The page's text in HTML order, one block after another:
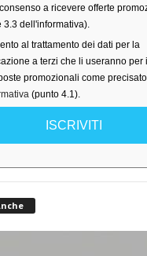
a ricevere offerte
3.3 dell'informativa).
al trattamento dei dati per la
a terzi che li useranno per
promozionali come precisato
(punto 4.1).
ISCRIVITI